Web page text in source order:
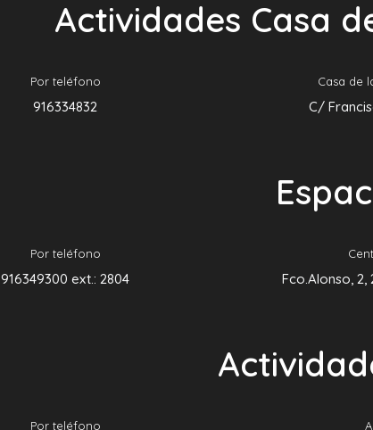
Actividades Casa
Por teléfono
916334832
Casa de
C/
Por teléfono
916349300 ext.: 2804 Fco.Alonso,
Por teléfono